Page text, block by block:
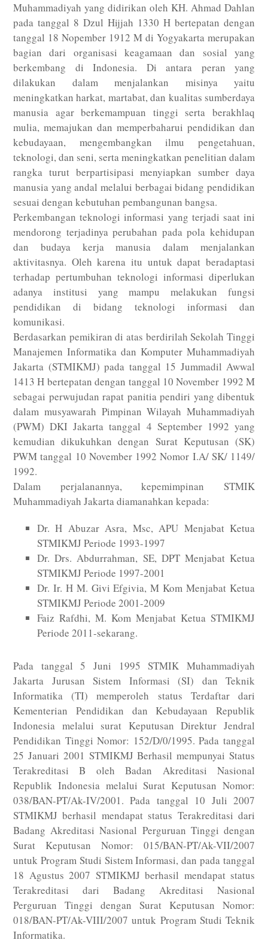
Muhammadiyah yang didirikan oleh KH. Ahmad Dahlan
pada tanggal 8 Dzul Hijjah 1330 H bertepatan dengan
tanggal 18 Nopember 1912 M di Yogyakarta merupakan
bagian dari organisasi keagamaan dan sosial yang
berkembang di Indonesia. Di antara peran yang
dilakukan dalam menjalankan misinya yaitu
meningkatkan harkat, martabat, dan kualitas sumberdaya
manusia agar berkemampuan tinggi serta berakhlaq
mulia, memajukan dan memperbaharui pendidikan dan
kebudayaan, mengembangkan ilmu pengetahuan,
teknologi, dan seni, serta meningkatkan penelitian dalam
rangka turut berpartisipasi menyiapkan sumber daya
manusia yang andal melalui berbagai bidang pendidikan
sesuai dengan kebutuhan pembangunan bangsa.
Perkembangan teknologi informasi yang terjadi saat ini
mendorong terjadinya perubahan pada pola kehidupan
dan budaya kerja manusia dalam menjalankan
aktivitasnya. Oleh karena itu untuk dapat beradaptasi
terhadap pertumbuhan teknologi informasi diperlukan
adanya institusi yang mampu melakukan fungsi
pendidikan di bidang teknologi informasi dan
komunikasi.
Berdasarkan pemikiran di atas berdirilah Sekolah Tinggi
Manajemen Informatika dan Komputer Muhammadiyah
Jakarta (STMIKMJ) pada tanggal 15 Jummadil Awwal
1413 H bertepatan dengan tanggal 10 November 1992 M
sebagai perwujudan rapat panitia pendiri yang dibentuk
dalam musyawarah Pimpinan Wilayah Muhammadiyah
(PWM) DKI Jakarta tanggal 4 September 1992 yang
kemudian dikukuhkan dengan Surat Keputusan (SK)
PWM tanggal 10 November 1992 Nomor I.A/ SK/ 1149/
1992.
Dalam perjalanannya, kepemimpinan STMIK
Muhammadiyah Jakarta diamanahkan kepada:
Dr. H Abuzar Asra, Msc, APU Menjabat Ketua
STMIKMJ Periode 1993-1997
Dr. Drs. Abdurrahman, SE, DPT Menjabat Ketua
STMIKMJ Periode 1997-2001
Dr. Ir. H M. Givi Efgivia, M Kom Menjabat Ketua
STMIKMJ Periode 2001-2009
Faiz Rafdhi, M. Kom Menjabat Ketua STMIKMJ
Periode 2011-sekarang.
Pada tanggal 5 Juni 1995 STMIK Muhammadiyah
Jakarta Jurusan Sistem Informasi (SI) dan Teknik
Informatika (TI) memperoleh status Terdaftar dari
Kementerian Pendidikan dan Kebudayaan Republik
Indonesia melalui surat Keputusan Direktur Jendral
Pendidikan Tinggi Nomor: 152/D/0/1995. Pada tanggal
25 Januari 2001 STMIKMJ Berhasil mempunyai Status
Terakreditasi B oleh Badan Akreditasi Nasional
Republik Indonesia melalui Surat Keputusan Nomor:
038/BAN-PT/Ak-IV/2001. Pada tanggal 10 Juli 2007
STMIKMJ berhasil mendapat status Terakreditasi dari
Badang Akreditasi Nasional Perguruan Tinggi dengan
Surat Keputusan Nomor: 015/BAN-PT/Ak-VII/2007
untuk Program Studi Sistem Informasi, dan pada tanggal
18 Agustus 2007 STMIKMJ berhasil mendapat status
Terakreditasi dari Badang Akreditasi Nasional
Perguruan Tinggi dengan Surat Keputusan Nomor:
018/BAN-PT/Ak-VIII/2007 untuk Program Studi Teknik
Informatika.